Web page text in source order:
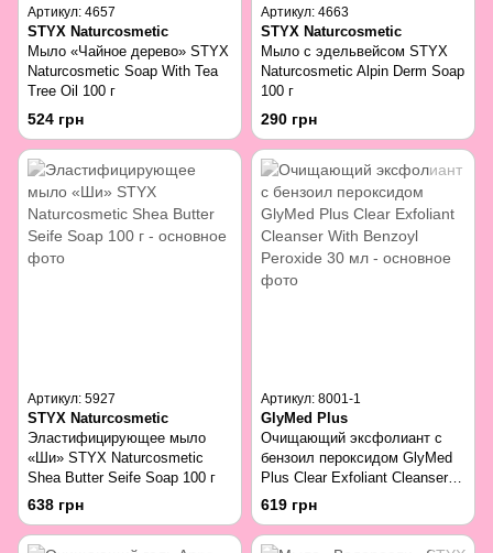
Артикул: 4657
STYX Naturcosmetic
Мыло «Чайное дерево» STYX
Naturcosmetic Soap With Tea
Tree Oil 100 г
524 грн
Артикул: 4663
STYX Naturcosmetic
Мыло с эдельвейсом STYX
Naturcosmetic Alpin Derm Soap
100 г
290 грн
Артикул: 5927
STYX Naturcosmetic
Эластифицирующее мыло
«Ши» STYX Naturcosmetic
Shea Butter Seife Soap 100 г
638 грн
Артикул: 8001-1
GlyMed Plus
Очищающий эксфолиант с
бензоил пероксидом GlyMed
Plus Clear Exfoliant Cleanser
With Benzoyl Peroxide 30 мл
619 грн